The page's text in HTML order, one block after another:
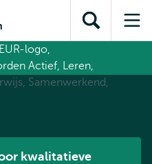
inhoud
gaan
gaan
Direct naar
subnavigatieToon
zoekveld
kwalitatieve